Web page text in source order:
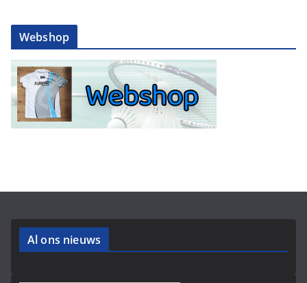
Webshop
Al ons nieuws